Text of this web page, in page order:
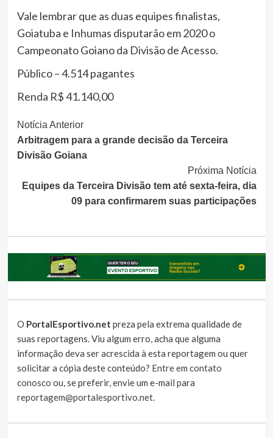
Vale lembrar que as duas equipes finalistas,
Goiatuba e Inhumas disputarão em 2020 o
Campeonato Goiano da Divisão de Acesso.
Público – 4.514 pagantes
Renda R$ 41.140,00
Continue
Lendo
Notícia Anterior
Arbitragem para a grande decisão da Terceira
Divisão Goiana
Próxima Notícia
Equipes da Terceira Divisão tem até sexta-feira, dia
09 para confirmarem suas participações
O PortalEsportivo.net preza pela extrema qualidade de
suas reportagens. Viu algum erro, acha que alguma
informação deva ser acrescida à esta reportagem ou quer
solicitar a cópia deste conteúdo? Entre em contato
conosco ou, se preferir, envie um e-mail para
reportagem@portalesportivo.net.